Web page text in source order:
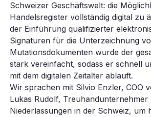
Schweizer Geschäftswelt: die
Handelsregister vollständig digital zu
der Einführung qualifizierter
Signaturen für die Unterzeichnung
Mutationsdokumenten wurde der
stark vereinfacht, sodass er schnell
mit dem digitalen Zeitalter abläuft.
Wir sprachen mit Silvio Enzler, COO
Lukas Rudolf,
Niederlassungen in der Schweiz, um